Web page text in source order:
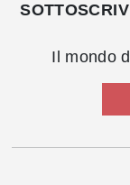
Il mondo